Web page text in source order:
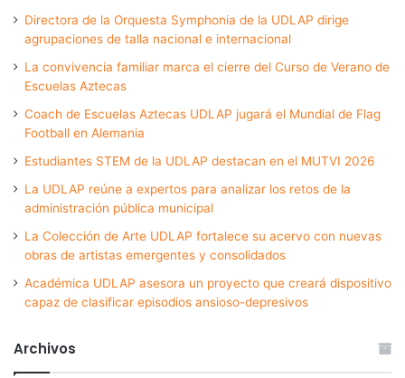
Directora de la Orquesta Symphonia de la UDLAP dirige
agrupaciones de talla nacional e internacional
La convivencia familiar marca el cierre del Curso de Verano de
Escuelas Aztecas
Coach de Escuelas Aztecas UDLAP jugará el Mundial de Flag
Football en Alemania
Estudiantes STEM de la UDLAP destacan en el MUTVI 2026
La UDLAP reúne a expertos para analizar los retos de la
administración pública municipal
La Colección de Arte UDLAP fortalece su acervo con nuevas
obras de artistas emergentes y consolidados
Académica UDLAP asesora un proyecto que creará dispositivo
capaz de clasificar episodios ansioso-depresivos
Archivos